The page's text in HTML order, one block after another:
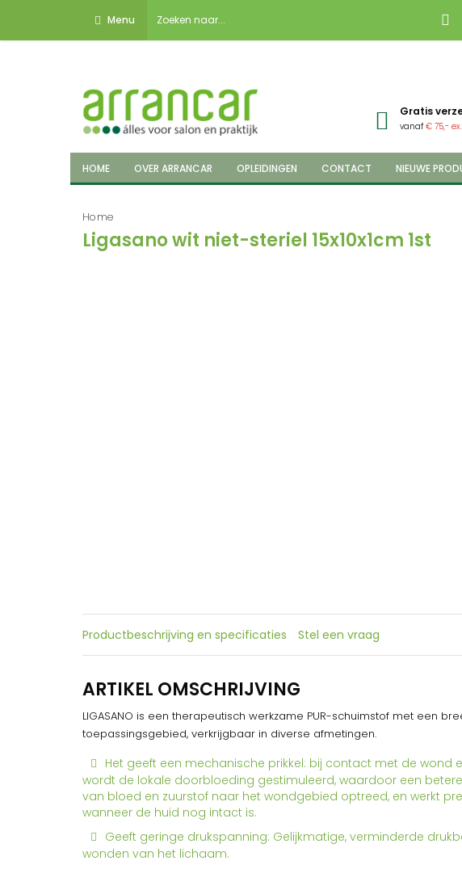
Menu
Gratis
vanaf€ 75,-
HOME OVER ARRANCAR OPLEIDINGEN CONTACT NIEUWE
Home
Ligasano wit niet-steriel 15x10x1cm 1st
Productbeschrijving en specificaties Stel een vraag
ARTIKEL OMSCHRIJVING
LIGASANO is een therapeutisch werkzame PUR-schuimstof met een
toepassingsgebied, verkrijgbaar in diverse afmetingen.
Het geeft een mechanische prikkel: bij contact met de wond
wordt de lokale doorbloeding gestimuleerd, waardoor een
van bloed en zuurstof naar het wondgebied optreed, en werkt
wanneer de huid nog intact is.
Geeft geringe drukspanning: Gelijkmatige, verminderde
wonden van het lichaam.